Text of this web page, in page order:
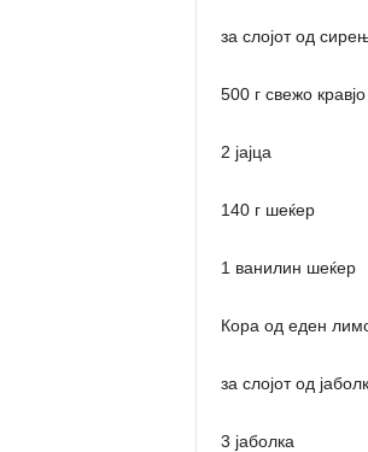
за слојот од
500 г свежо
2 јајца
140 г шеќер
1 ванилин шеќер
Кора од еден
за слојот од
3 јаболка